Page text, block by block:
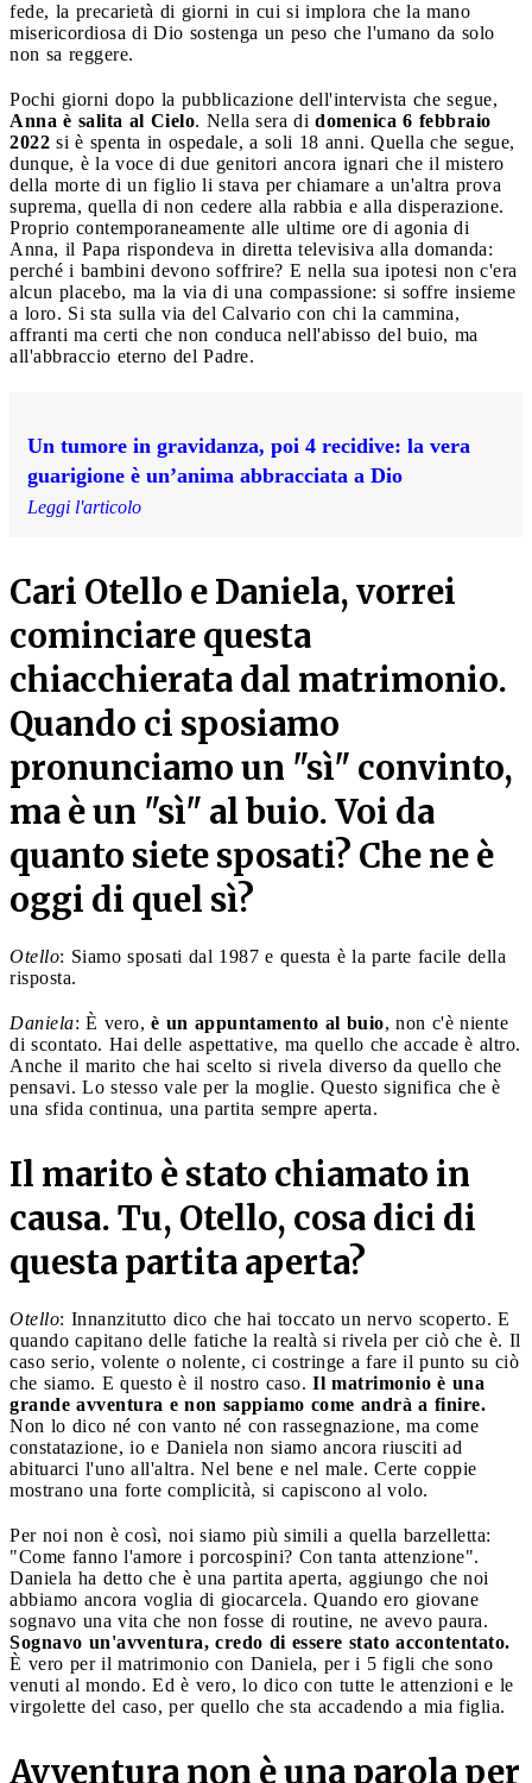
fede, la precarietà di giorni in cui si implora che la mano
misericordiosa di Dio sostenga un peso che l'umano da solo
non sa reggere.
Pochi giorni dopo la pubblicazione dell'intervista che segue,
Anna è salita al Cielo. Nella sera di domenica 6 febbraio
2022 si è spenta in ospedale, a soli 18 anni. Quella che segue,
dunque, è la voce di due genitori ancora ignari che il mistero
della morte di un figlio li stava per chiamare a un'altra prova
suprema, quella di non cedere alla rabbia e alla disperazione.
Proprio contemporaneamente alle ultime ore di agonia di
Anna, il Papa rispondeva in diretta televisiva alla domanda:
perché i bambini devono soffrire? E nella sua ipotesi non c'era
alcun placebo, ma la via di una compassione: si soffre insieme
a loro. Si sta sulla via del Calvario con chi la cammina,
affranti ma certi che non conduca nell'abisso del buio, ma
all'abbraccio eterno del Padre.
Un tumore in gravidanza, poi 4 recidive: la vera
guarigione è un’anima abbracciata a Dio
Leggi l'articolo
Cari Otello e Daniela, vorrei
cominciare questa
chiacchierata dal matrimonio.
Quando ci sposiamo
pronunciamo un "sì" convinto,
ma è un "sì" al buio. Voi da
quanto siete sposati? Che ne è
oggi di quel sì?
Otello: Siamo sposati dal 1987 e questa è la parte facile della
risposta.
Daniela: È vero, è un appuntamento al buio, non c'è niente
di scontato. Hai delle aspettative, ma quello che accade è altro.
Anche il marito che hai scelto si rivela diverso da quello che
pensavi. Lo stesso vale per la moglie. Questo significa che è
una sfida continua, una partita sempre aperta.
Il marito è stato chiamato in
causa. Tu, Otello, cosa dici di
questa partita aperta?
Otello: Innanzitutto dico che hai toccato un nervo scoperto. E
quando capitano delle fatiche la realtà si rivela per ciò che è. Il
caso serio, volente o nolente, ci costringe a fare il punto su ciò
che siamo. E questo è il nostro caso. Il matrimonio è una
grande avventura e non sappiamo come andrà a finire.
Non lo dico né con vanto né con rassegnazione, ma come
constatazione, io e Daniela non siamo ancora riusciti ad
abituarci l'uno all'altra. Nel bene e nel male. Certe coppie
mostrano una forte complicità, si capiscono al volo.
Per noi non è così, noi siamo più simili a quella barzelletta:
"Come fanno l'amore i porcospini? Con tanta attenzione".
Daniela ha detto che è una partita aperta, aggiungo che noi
abbiamo ancora voglia di giocarcela. Quando ero giovane
sognavo una vita che non fosse di routine, ne avevo paura.
Sognavo un'avventura, credo di essere stato accontentato.
È vero per il matrimonio con Daniela, per i 5 figli che sono
venuti al mondo. Ed è vero, lo dico con tutte le attenzioni e le
virgolette del caso, per quello che sta accadendo a mia figlia.
Avventura non è una parola per